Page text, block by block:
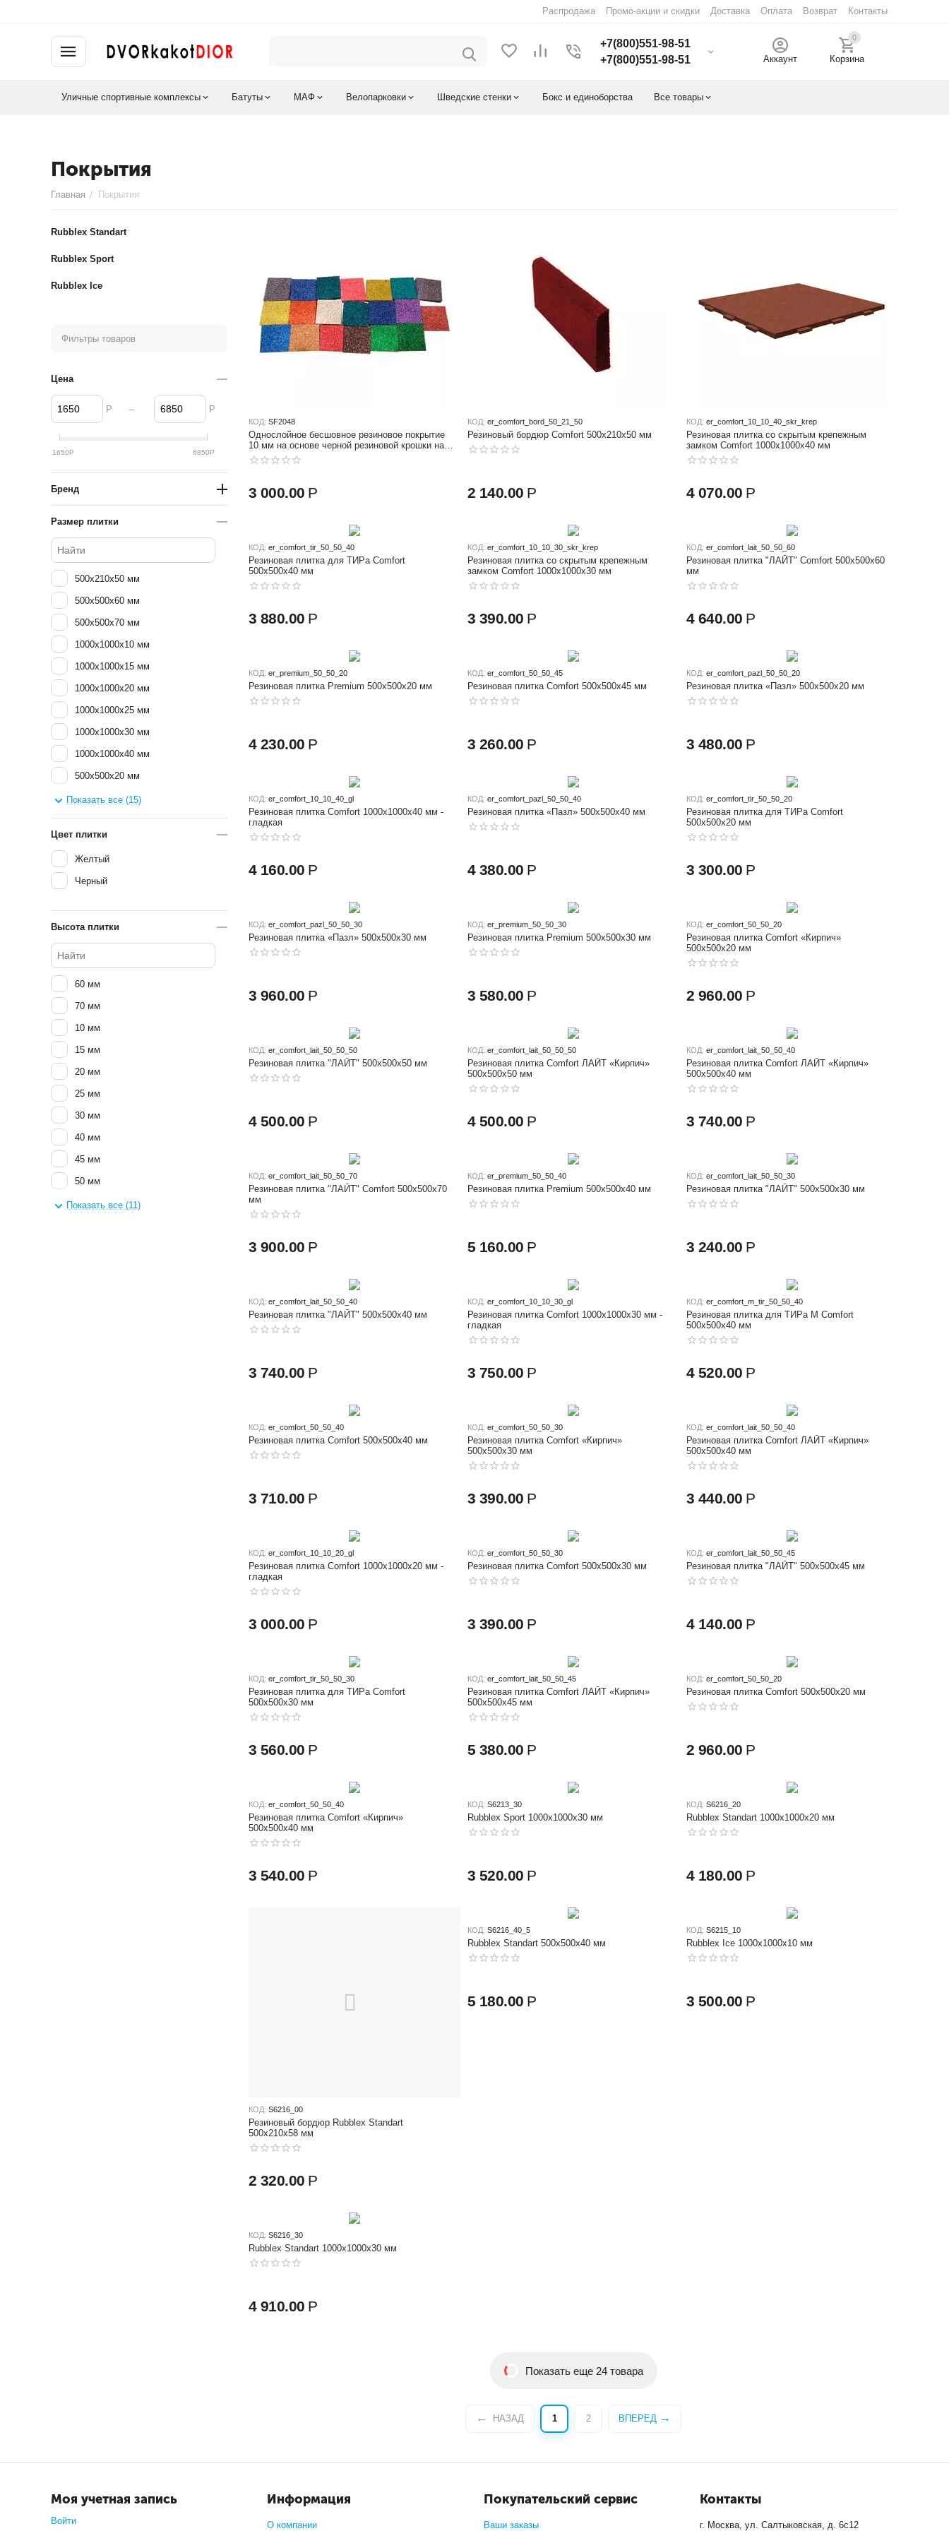
Распродажа Промо-акции и скидки Доставка Оплата Возврат Контакты
+7(800)551-98-51
+7(800)551-98-51
Аккаунт
0
Корзина
Уличные спортивные комплексы Батуты МАФ Велопарковки Шведские стенки Бокс и единоборства Все товары
Покрытия
Главная / Покрытия
КОД: SF2048
Однослойное бесшовное резиновое покрытие
10 мм на основе черной резиновой крошки на
подготовленное бетонное или
асфальтированное основание
3 000.00 Р
КОД: er_comfort_bord_50_21_50
Резиновый бордюр Comfort 500x210x50 мм
2 140.00 Р
КОД: er_comfort_10_10_40_skr_krep
Резиновая плитка со скрытым крепежным
замком Comfort 1000x1000x40 мм
4 070.00 Р
КОД: er_comfort_tir_50_50_40
Резиновая плитка для ТИРа Comfort
500x500x40 мм
3 880.00 Р
КОД: er_comfort_10_10_30_skr_krep
Резиновая плитка со скрытым крепежным
замком Comfort 1000x1000x30 мм
3 390.00 Р
КОД: er_comfort_lait_50_50_60
Резиновая плитка "ЛАЙТ" Comfort 500x500x60
мм
4 640.00 Р
КОД: er_premium_50_50_20
Резиновая плитка Premium 500х500x20 мм
4 230.00 Р
КОД: er_comfort_50_50_45
Резиновая плитка Comfort 500x500x45 мм
3 260.00 Р
КОД: er_comfort_pazl_50_50_20
Резиновая плитка «Пазл» 500x500x20 мм
3 480.00 Р
КОД: er_comfort_10_10_40_gl
Резиновая плитка Comfort 1000x1000x40 мм -
гладкая
4 160.00 Р
КОД: er_comfort_pazl_50_50_40
Резиновая плитка «Пазл» 500x500x40 мм
4 380.00 Р
КОД: er_comfort_tir_50_50_20
Резиновая плитка для ТИРа Comfort
500x500x20 мм
3 300.00 Р
КОД: er_comfort_pazl_50_50_30
Резиновая плитка «Пазл» 500x500x30 мм
3 960.00 Р
КОД: er_premium_50_50_30
Резиновая плитка Premium 500х500x30 мм
3 580.00 Р
КОД: er_comfort_50_50_20
Резиновая плитка Comfort «Кирпич»
500х500x20 мм
2 960.00 Р
КОД: er_comfort_lait_50_50_50
Резиновая плитка "ЛАЙТ" 500x500x50 мм
4 500.00 Р
КОД: er_comfort_lait_50_50_50
Резиновая плитка Comfort ЛАЙТ «Кирпич»
500х500x50 мм
4 500.00 Р
КОД: er_comfort_lait_50_50_40
Резиновая плитка Comfort ЛАЙТ «Кирпич»
500х500x40 мм
3 740.00 Р
КОД: er_comfort_lait_50_50_70
Резиновая плитка "ЛАЙТ" Comfort 500x500x70
мм
3 900.00 Р
КОД: er_premium_50_50_40
Резиновая плитка Premium 500х500x40 мм
5 160.00 Р
КОД: er_comfort_lait_50_50_30
Резиновая плитка "ЛАЙТ" 500x500x30 мм
3 240.00 Р
КОД: er_comfort_lait_50_50_40
Резиновая плитка "ЛАЙТ" 500x500x40 мм
3 740.00 Р
КОД: er_comfort_10_10_30_gl
Резиновая плитка Comfort 1000x1000x30 мм -
гладкая
3 750.00 Р
КОД: er_comfort_m_tir_50_50_40
Резиновая плитка для ТИРа M Comfort
500x500x40 мм
4 520.00 Р
КОД: er_comfort_50_50_40
Резиновая плитка Comfort 500x500x40 мм
3 710.00 Р
КОД: er_comfort_50_50_30
Резиновая плитка Comfort «Кирпич»
500х500x30 мм
3 390.00 Р
КОД: er_comfort_lait_50_50_40
Резиновая плитка Comfort ЛАЙТ «Кирпич»
500х500x40 мм
3 440.00 Р
КОД: er_comfort_10_10_20_gl
Резиновая плитка Comfort 1000x1000x20 мм -
гладкая
3 000.00 Р
КОД: er_comfort_50_50_30
Резиновая плитка Comfort 500x500x30 мм
3 390.00 Р
КОД: er_comfort_lait_50_50_45
Резиновая плитка "ЛАЙТ" 500x500x45 мм
4 140.00 Р
КОД: er_comfort_tir_50_50_30
Резиновая плитка для ТИРа Comfort
500x500x30 мм
3 560.00 Р
КОД: er_comfort_lait_50_50_45
Резиновая плитка Comfort ЛАЙТ «Кирпич»
500х500x45 мм
5 380.00 Р
КОД: er_comfort_50_50_20
Резиновая плитка Comfort 500x500x20 мм
2 960.00 Р
КОД: er_comfort_50_50_40
Резиновая плитка Comfort «Кирпич»
500х500x40 мм
3 540.00 Р
КОД: S6213_30
Rubblex Sport 1000x1000x30 мм
3 520.00 Р
КОД: S6216_20
Rubblex Standart 1000x1000x20 мм
4 180.00 Р
КОД: S6216_00
Резиновый бордюр Rubblex Standart
500x210x58 мм
2 320.00 Р
КОД: S6216_40_5
Rubblex Standart 500x500x40 мм
5 180.00 Р
КОД: S6215_10
Rubblex Ice 1000x1000x10 мм
3 500.00 Р
КОД: S6216_30
Rubblex Standart 1000x1000x30 мм
4 910.00 Р
Показать еще 24 товара
НАЗАД 1 2 ВПЕРЕД
Rubblex Standart
Rubblex Sport
Rubblex Ice
Фильтры товаров
Цена
Р – Р
1650Р 6850Р
Бренд
Размер плитки
500x210x50 мм
500x500x60 мм
500x500x70 мм
1000x1000x10 мм
1000x1000x15 мм
1000x1000x20 мм
1000x1000x25 мм
1000x1000x30 мм
1000x1000x40 мм
500x500x20 мм
500x500x30 мм
500x500x40 мм
500x500x45 мм
500x500x50 мм
500х210х58 мм
Показать все (15)
Цвет плитки
Желтый
Черный
Высота плитки
60 мм
70 мм
10 мм
15 мм
20 мм
25 мм
30 мм
40 мм
45 мм
50 мм
58 мм
Показать все (11)
Моя учетная запись
Войти
Информация
О компании
Покупательский сервис
Ваши заказы
Контакты
г. Москва, ул. Салтыковская, д. 6с12